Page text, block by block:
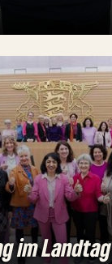
im Landtag